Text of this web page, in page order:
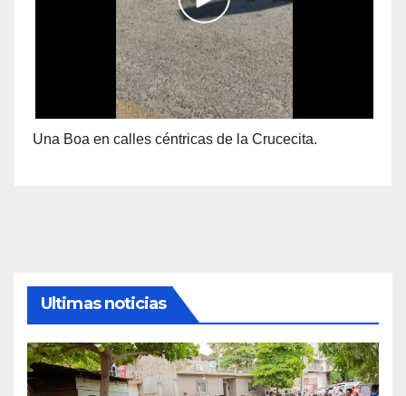
Una Boa en calles céntricas de la Crucecita.
Ultimas noticias